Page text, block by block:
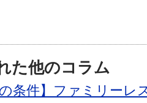
た他のコラム
の条件】ファミリーレ